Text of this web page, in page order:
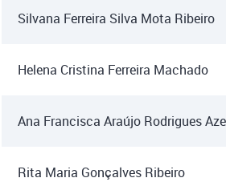
Silvana Ferreira Silva Mota Ribeiro
Helena Cristina Ferreira Machado
Ana Francisca Araújo Rodrigues
Rita Maria Gonçalves Ribeiro